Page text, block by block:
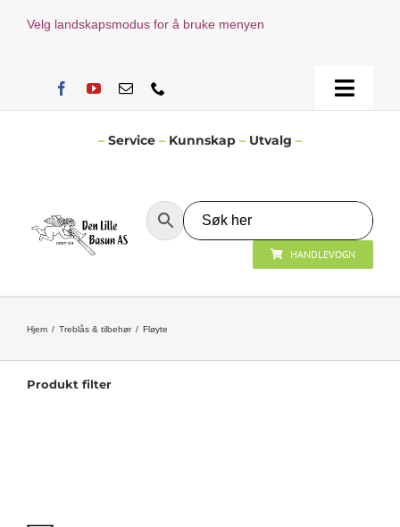
Velg landskapsmodus for å bruke menyen
Toggle
– Service – Kunnskap – Utvalg –
HANDLEVOGN
Hjem Treblås & tilbehør Fløyte
Produkt filter